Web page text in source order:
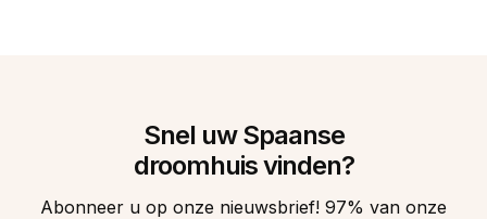
Snel uw Spaanse
droomhuis vinden?
Abonneer u op onze nieuwsbrief! 97% van onze